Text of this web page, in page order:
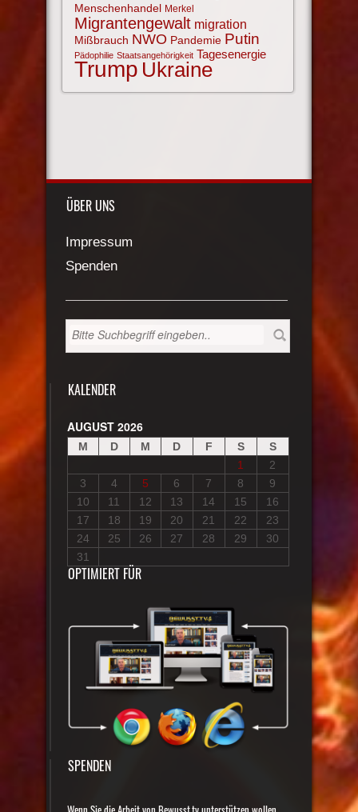
Menschenhandel Merkel
Migrantengewalt migration
Mißbrauch NWO Pandemie Putin
Pädophilie Staatsangehörigkeit Tagesenergie
Trump Ukraine
ÜBER UNS
Impressum
Spenden
KALENDER
AUGUST 2026
M D M D F S
S
1
2
3
4 5 6 7 8
9
10
11 12 13 14 15
16
17
18 19 20 21 22
23
24
25 26 27 28 29
30
31
OPTIMIERT FÜR
SPENDEN